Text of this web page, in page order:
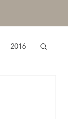
2016